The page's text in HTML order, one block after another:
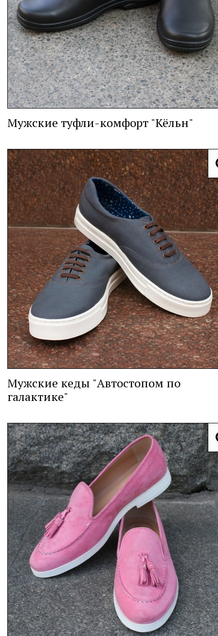
Мужские туфли-комфорт "Кёльн"
Мужские кеды "Автостопом по
галактике"